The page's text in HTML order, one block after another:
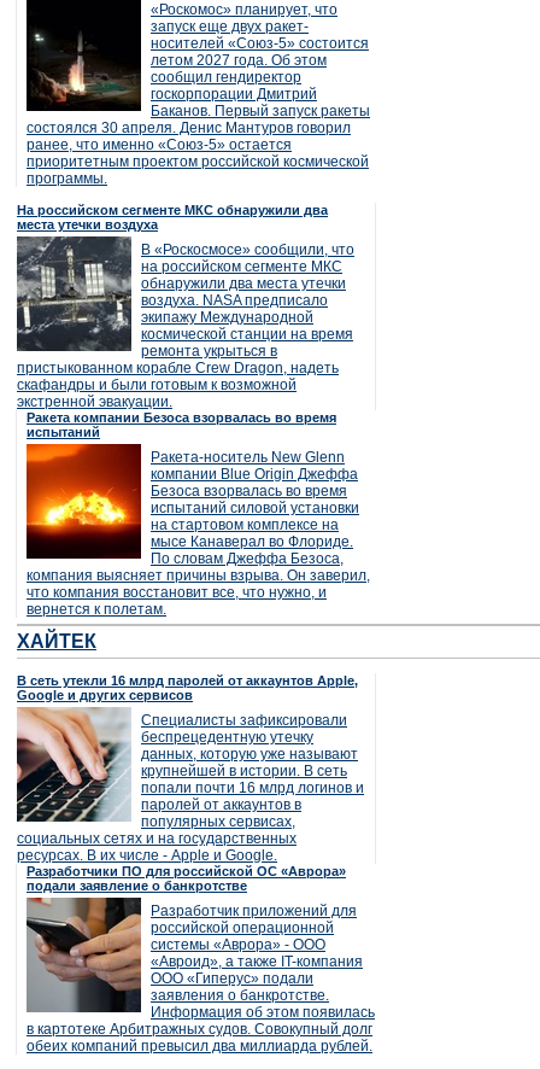
«Роскомос» планирует, что
запуск еще двух ракет-
носителей «Союз-5» состоится
летом 2027 года. Об этом
сообщил гендиректор
госкорпорации Дмитрий
Баканов. Первый запуск ракеты
состоялся 30 апреля. Денис Мантуров говорил
ранее, что именно «Союз-5» остается
приоритетным проектом российской космической
программы.
На российском сегменте МКС обнаружили два
места утечки воздуха
В «Роскосмосе» сообщили, что
на российском сегменте МКС
обнаружили два места утечки
воздуха. NASA предписало
экипажу Международной
космической станции на время
ремонта укрыться в
пристыкованном корабле Crew Dragon, надеть
скафандры и были готовым к возможной
экстренной эвакуации.
Ракета компании Безоса взорвалась во время
испытаний
Ракета-носитель New Glenn
компании Blue Origin Джеффа
Безоса взорвалась во время
испытаний силовой установки
на стартовом комплексе на
мысе Канаверал во Флориде.
По словам Джеффа Безоса,
компания выясняет причины взрыва. Он заверил,
что компания восстановит все, что нужно, и
вернется к полетам.
ХАЙТЕК
В сеть утекли 16 млрд паролей от аккаунтов Apple,
Google и других сервисов
Специалисты зафиксировали
беспрецедентную утечку
данных, которую уже называют
крупнейшей в истории. В сеть
попали почти 16 млрд логинов и
паролей от аккаунтов в
популярных сервисах,
социальных сетях и на государственных
ресурсах. В их числе - Apple и Google.
Разработчики ПО для российской ОС «Аврора»
подали заявление о банкротстве
Разработчик приложений для
российской операционной
системы «Аврора» - ООО
«Авроид», а также IT-компания
ООО «Гиперус» подали
заявления о банкротстве.
Информация об этом появилась
в картотеке Арбитражных судов. Совокупный долг
обеих компаний превысил два миллиарда рублей.